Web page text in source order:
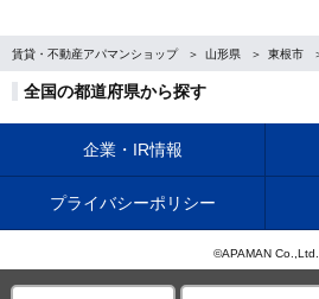
賃貸・不動産アパマンショップ 山形県 東根市
全国の都道府県から探す
企業・IR情報
プライバシーポリシー
©APAMAN Co.,Ltd.